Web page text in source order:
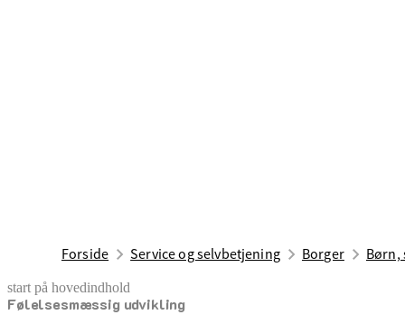
Forside Service og selvbetjening Borger Børn,
start på hovedindhold
Følelsesmæssig udvikling
senest opdateret 28. januar 2026